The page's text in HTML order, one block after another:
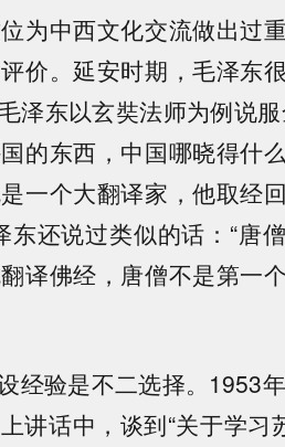
为中西文化交流做出过
价。延安时期，毛泽东
泽东以玄奘法师为例说
的东西，中国哪晓得什
一个大翻译家，他取经
还说过类似的话：“唐
译佛经，唐僧不是第一
经验是不二选择。1953
讲话中，谈到“关于学习